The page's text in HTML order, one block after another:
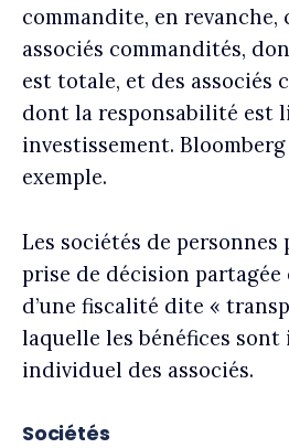
commandite, en revanche,
associés commandités,
est totale, et des associés
dont la responsabilité est
investissement.
exemple.
Les sociétés de
prise de décision
d’une fiscalité dite «
laquelle les bénéfices sont
individuel des associés.
Sociétés